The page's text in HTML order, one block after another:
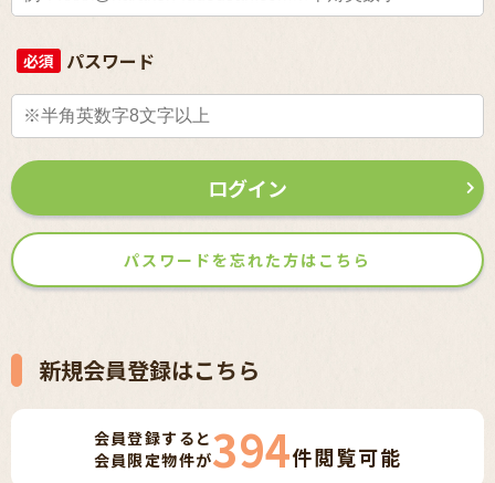
必須 パスワード
ログイン
パスワードを忘れた方はこちら
新規会員登録はこちら
会員登録すると
会員限定物件が394件閲覧可能